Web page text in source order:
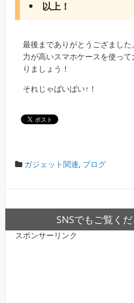
以上！
最後までありがとうござまし
力が高いスマホケースを使っ
りましょう！
それじゃばいばい↑！
ガジェット関連, ブログ
SNSでもご覧くだ
スポンサーリンク